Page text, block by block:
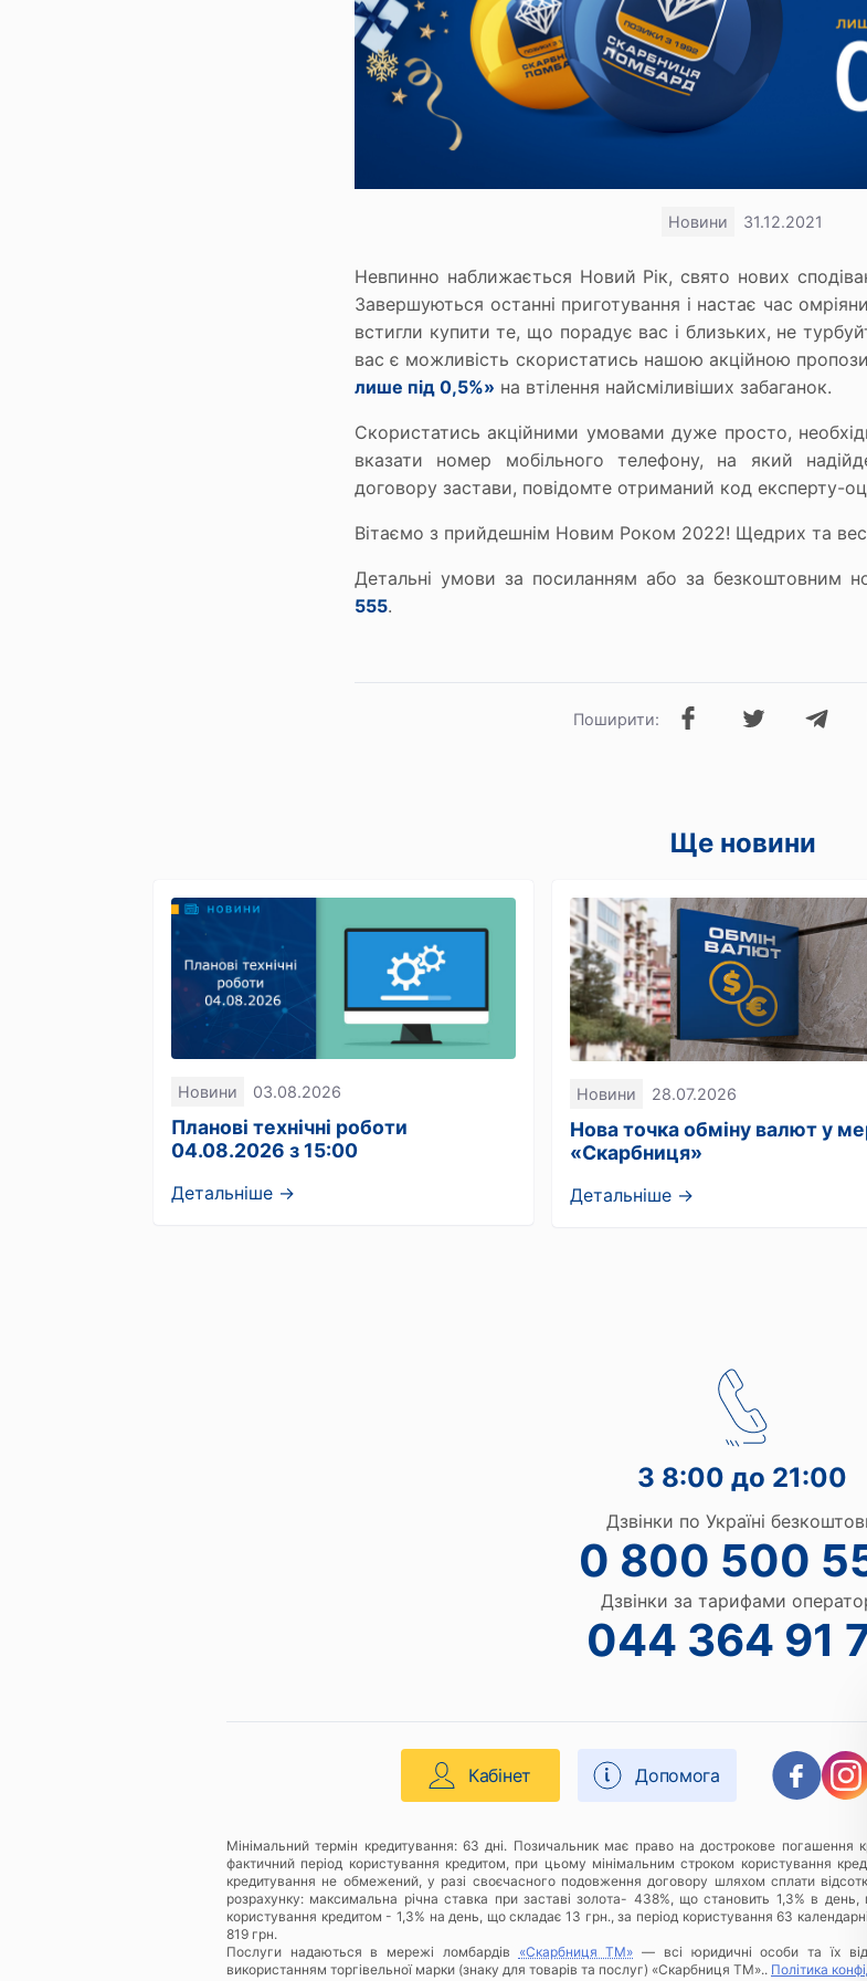
Новини 31.12.2021
Невпинно наближається Новий Рік, свято нових
Завершуються останні приготування і настає час
встигли купити те, що порадує вас і близьких, не
вас є можливість скористатись нашою акційною
лише під 0,5%» на втілення найсміливіших забаганок.
Скористатись акційними умовами дуже просто,
вказати номер мобільного телефону, на який
договору застави, повідомте отриманий код експерту-
Вітаємо з прийдешнім Новим Роком 2022! Щедрих та
Детальні умови за посиланням або за безкоштовним
555.
Поширити:
Ще новини
Новини 03.08.2026
Планові технічні роботи
04.08.2026 з 15:00
Детальніше →
Новини 28.07.2026
Нова точка обміну валют у
«Скарбниця»
Детальніше →
З 8:00 до 21:00
Дзвінки по Україні
0 800 500
Дзвінки за тарифами
044 364 91
Кабінет Допомога
Мінімальний термін кредитування: 63 дні. Позичальник має право на дострокове
фактичний період користування кредитом, при цьому мінімальним строком користування
кредитування не обмежений, у разі своєчасного подовження договору шляхом сплати
розрахунку: максимальна річна ставка при заставі золота- 438%, що становить 1,3% в
користування кредитом - 1,3% на день, що складає 13 грн., за період користування 63
819 грн.
Послуги надаються в мережі ломбардів «Скарбниця ТМ» — всі юридичні особи та їх
використанням торгівельної марки (знаку для товарів та послуг) «Скарбниця ТМ».. Політика